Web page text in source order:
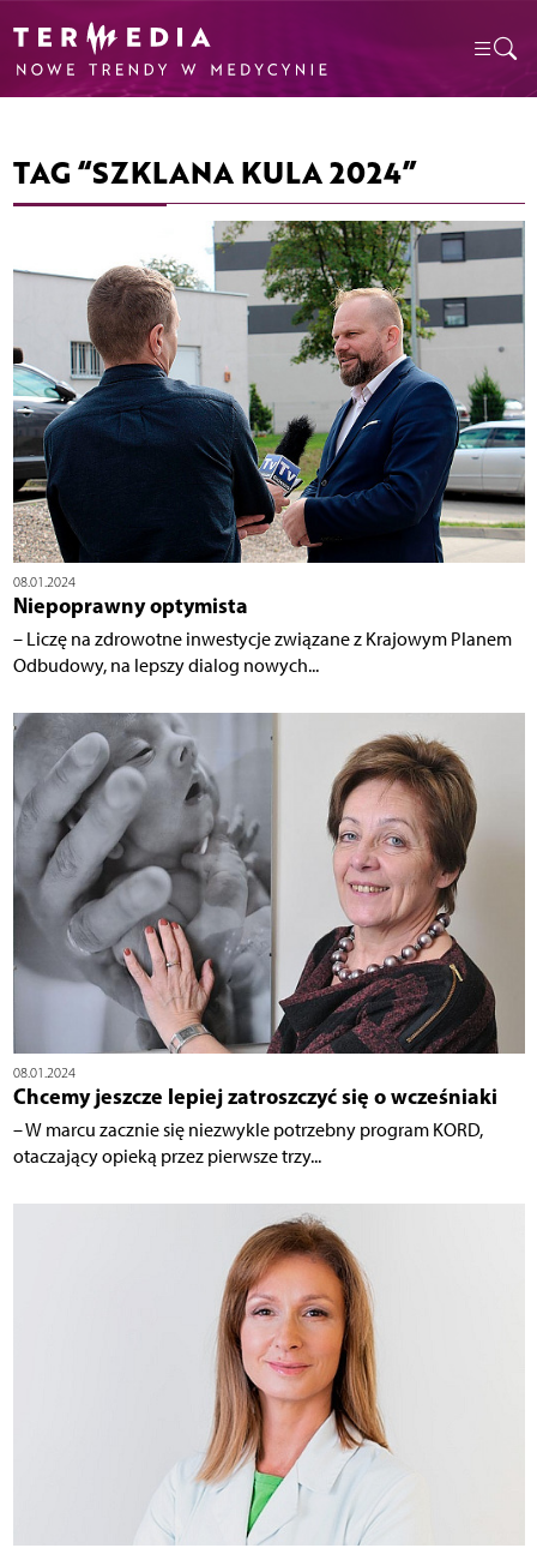
TAG “SZKLANA KULA 2024”
08.01.2024
Niepoprawny optymista
– Liczę na zdrowotne inwestycje związane z Krajowym Planem
Odbudowy, na lepszy dialog nowych...
08.01.2024
Chcemy jeszcze lepiej zatroszczyć się o wcześniaki
– W marcu zacznie się niezwykle potrzebny program KORD,
otaczający opieką przez pierwsze trzy...